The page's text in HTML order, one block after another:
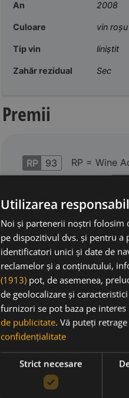
An 2008
Culoare vin roșu
Tip vin liniștit
Zahăr rezidual Sec
Premii
RP 93 RP = Wine
Descriere
Acest Pommard
minerale, de pământ
este deja un vin
Utilizarea
Noi și partenerii noștri folosim
pe dispozitivul dvs. și pentru a
identificatori unici și date de
reclamelor și a conținutului,
(1913) pot, de asemenea,
de geolocalizare și
furnizori se pot baza pe
de publicitate. Vă puteți
confidențialitate
Strict necesare